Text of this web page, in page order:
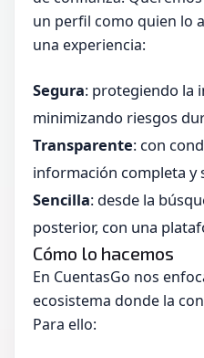
un perfil como quien lo
una experiencia:
Segura: protegiendo la
minimizando riesgos
Transparente: con
información completa y
Sencilla: desde la
posterior, con una
Cómo lo hacemos
En CuentasGo nos
ecosistema donde la
Para ello: